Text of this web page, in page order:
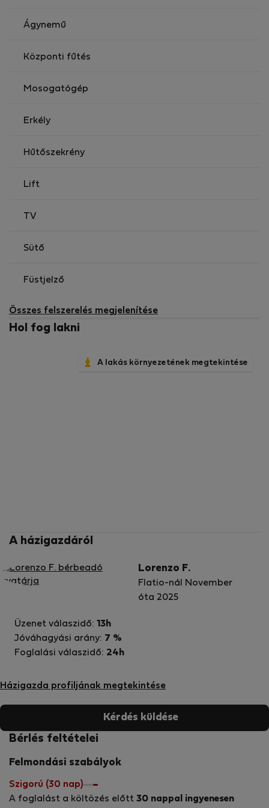
Ágynemű
Központi fűtés
Mosogatógép
Erkély
Hűtőszekrény
Lift
TV
Sütő
Füstjelző
Összes felszerelés megjelenítése
Hol fog lakni
A lakás környezetének megtekintése
A házigazdáról
Lorenzo F.
Flatio-nál November
óta 2025
Házigazda profiljának megtekintése
Üzenet válaszidő: 13h
Jóváhagyási arány: 7 %
Foglalási válaszidő: 24h
Kérdés küldése
Bérlés feltételei
Felmondási szabályok
Szigorú (30 nap)
A foglalást a költözés előtt 30 nappal ingyenesen